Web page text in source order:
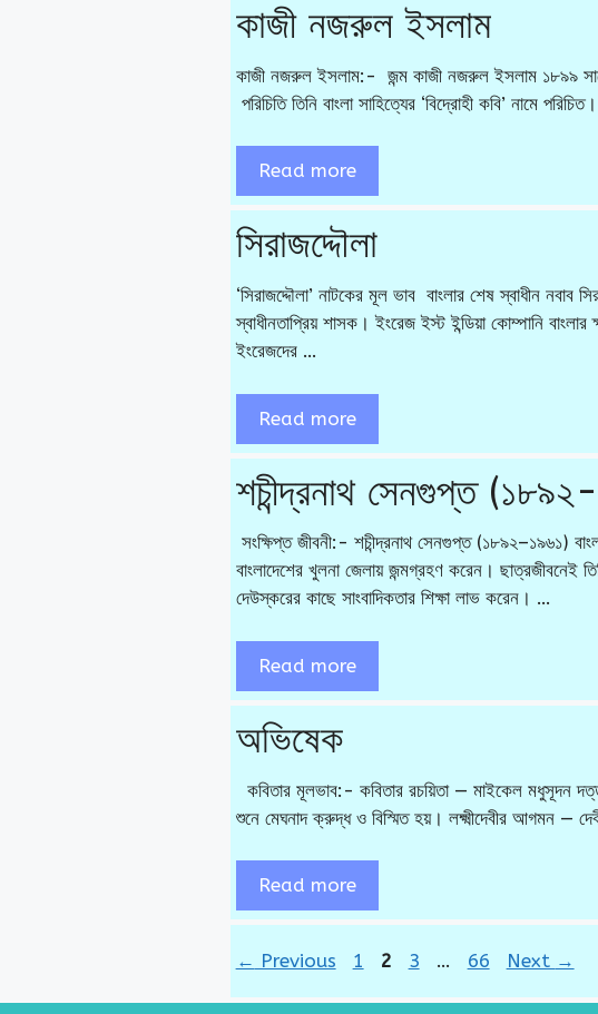
কাজী নজরুল ইসলাম
কাজী নজরুল ইসলাম:- জন্ম কাজী নজরুল ইসলাম ১৮৯৯ সালের
পরিচিতি তিনি বাংলা সাহিত্যের ‘বিদ্রোহী কবি’ নামে
Read more
সিরাজদ্দৌলা
‘সিরাজদ্দৌলা’ নাটকের মূল ভাব বাংলার শেষ স্বাধীন নবাব
স্বাধীনতাপ্রিয় শাসক। ইংরেজ ইস্ট ইন্ডিয়া কোম্পানি
ইংরেজদের …
Read more
শচীন্দ্রনাথ সেনগুপ্ত
সংক্ষিপ্ত জীবনী:- শচীন্দ্রনাথ সেনগুপ্ত (১৮৯২–১৯৬১)
বাংলাদেশের খুলনা জেলায় জন্মগ্রহণ করেন। ছাত্রজীবনেই
দেউস্করের কাছে সাংবাদিকতার শিক্ষা লাভ করেন। …
Read more
অভিষেক
কবিতার মূলভাব:- কবিতার রচয়িতা — মাইকেল মধুসূদন
শুনে মেঘনাদ ক্রুদ্ধ ও বিস্মিত হয়। লক্ষ্মীদেবীর আগমন —
Read more
← Previous Page
1 Page
2 Page
3 … Page
66 Next →